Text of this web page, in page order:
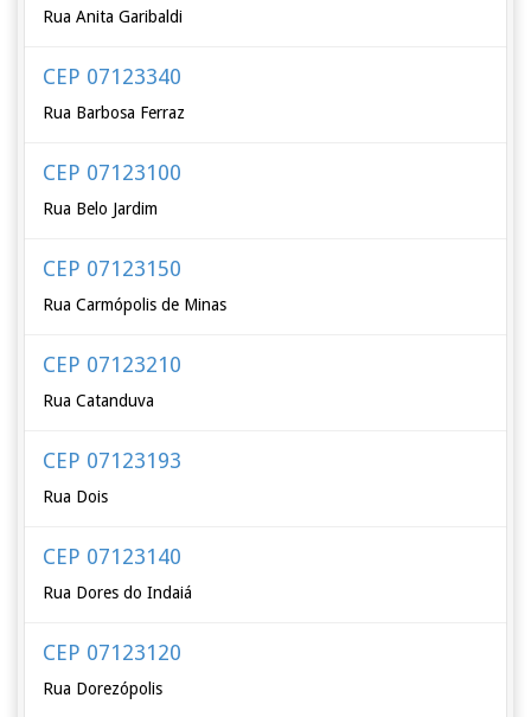
Rua Anita Garibaldi
CEP 07123340
Rua Barbosa Ferraz
CEP 07123100
Rua Belo Jardim
CEP 07123150
Rua Carmópolis de Minas
CEP 07123210
Rua Catanduva
CEP 07123193
Rua Dois
CEP 07123140
Rua Dores do Indaiá
CEP 07123120
Rua Dorezópolis